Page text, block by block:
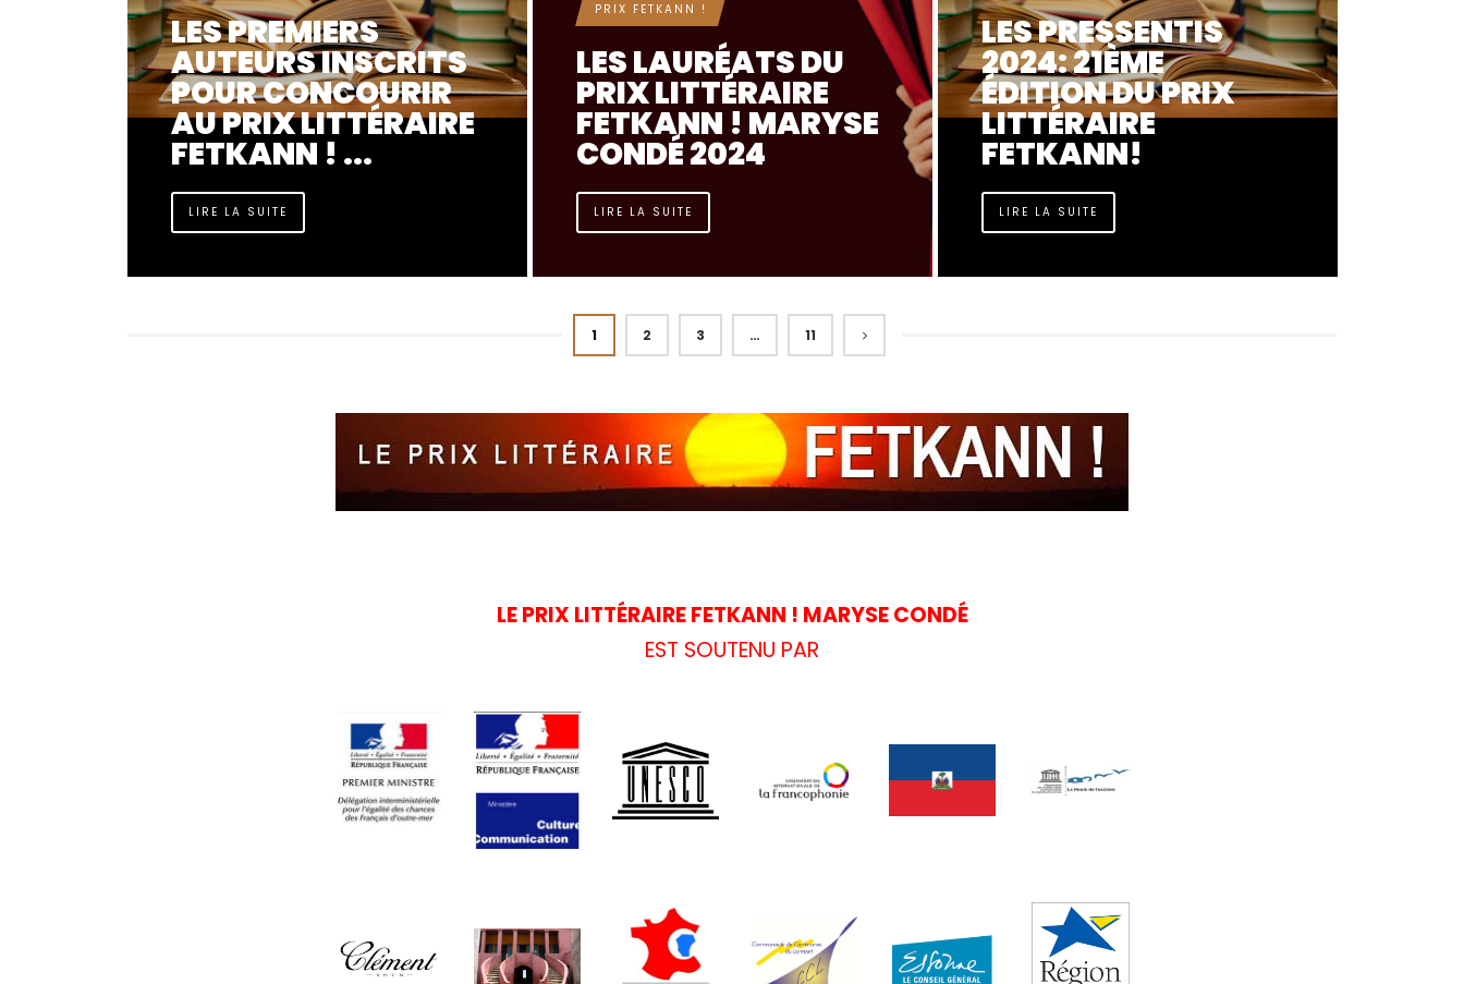
LES PREMIERS
AUTEURS INSCRITS
POUR CONCOURIR
AU PRIX LITTÉRAIRE
FETKANN ! ...
LIRE LA SUITE
PRIX FETKANN !
LES LAURÉATS DU
PRIX LITTÉRAIRE
FETKANN ! MARYSE
CONDÉ 2024
LIRE LA SUITE
LES PRESSENTIS
2024: 21ÈME
ÉDITION DU PRIX
LITTÉRAIRE
FETKANN!
LIRE LA SUITE
1 2 3 … 11
LE PRIX LITTÉRAIRE FETKANN ! MARYSE CONDÉ
EST SOUTENU PAR